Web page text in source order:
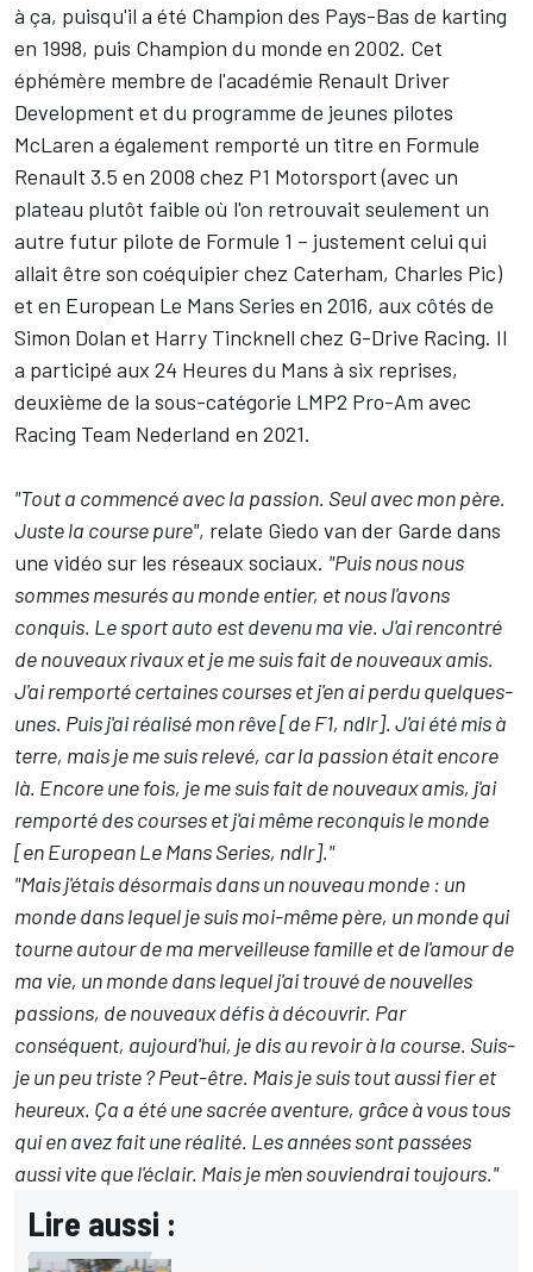
à ça, puisqu'il a été Champion des Pays-Bas de karting
en 1998, puis Champion du monde en 2002. Cet
éphémère membre de l'académie Renault Driver
Development et du programme de jeunes pilotes
McLaren a également remporté un titre en Formule
Renault 3.5 en 2008 chez P1 Motorsport (avec un
plateau plutôt faible où l'on retrouvait seulement un
autre futur pilote de Formule 1 – justement celui qui
allait être son coéquipier chez Caterham, Charles Pic)
et en European Le Mans Series en 2016, aux côtés de
Simon Dolan et Harry Tincknell chez G-Drive Racing. Il
a participé aux 24 Heures du Mans à six reprises,
deuxième de la sous-catégorie LMP2 Pro-Am avec
Racing Team Nederland en 2021.
"Tout a commencé avec la passion. Seul avec mon père.
Juste la course pure", relate Giedo van der Garde dans
une vidéo sur les réseaux sociaux. "Puis nous nous
sommes mesurés au monde entier, et nous l'avons
conquis. Le sport auto est devenu ma vie. J'ai rencontré
de nouveaux rivaux et je me suis fait de nouveaux amis.
J'ai remporté certaines courses et j'en ai perdu quelques-
unes. Puis j'ai réalisé mon rêve [de F1, ndlr]. J'ai été mis à
terre, mais je me suis relevé, car la passion était encore
là. Encore une fois, je me suis fait de nouveaux amis, j'ai
remporté des courses et j'ai même reconquis le monde
[en European Le Mans Series, ndlr]."
"Mais j'étais désormais dans un nouveau monde : un
monde dans lequel je suis moi-même père, un monde qui
tourne autour de ma merveilleuse famille et de l'amour de
ma vie, un monde dans lequel j'ai trouvé de nouvelles
passions, de nouveaux défis à découvrir. Par
conséquent, aujourd'hui, je dis au revoir à la course. Suis-
je un peu triste ? Peut-être. Mais je suis tout aussi fier et
heureux. Ça a été une sacrée aventure, grâce à vous tous
qui en avez fait une réalité. Les années sont passées
aussi vite que l'éclair. Mais je m'en souviendrai toujours."
Lire aussi :